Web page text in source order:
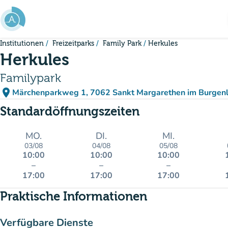
Gehe zum Hauptinhalt
Institutionen Freizeitparks Family Park Herkules
Herkules
Familypark
place Märchenparkweg 1, 7062 Sankt Margarethen im
(in Google Maps
(new tab)
Standardöffnungszeiten
MO.
03/08
10:00
–
17:00
DI.
04/08
10:00
–
17:00
MI.
05/08
10:00
–
17:00
Praktische Informationen
Verfügbare Dienste